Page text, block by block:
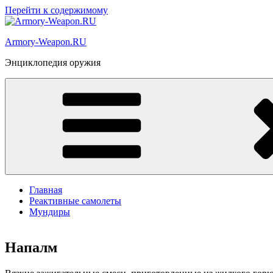
Перейти к содержимому
Armory-Weapon.RU
Энциклопедия оружия
Главная
Реактивные самолеты
Мундиры
Напалм